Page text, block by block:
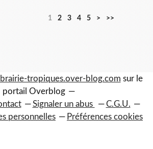
1 2 3 4 5 > >>
tropiques.over-blog.com sur le
portail Overblog
Signaler un abus
C.G.U.
personnelles
Préférences cookies